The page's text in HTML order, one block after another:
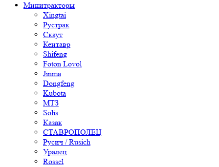
Минитракторы
Xingtai
Рустрак
Скаут
Кентавр
Shifeng
Foton Lovol
Jinma
Dongfeng
Kubota
МТЗ
Solis
Казак
СТАВРОПОЛЕЦ
Русич / Rusich
Уралец
Rossel